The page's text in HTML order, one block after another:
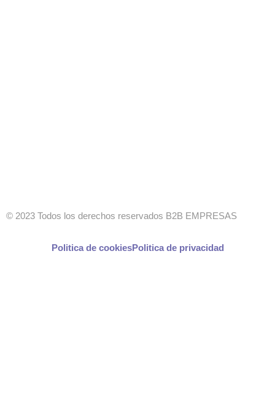
© 2023 Todos los derechos reservados B2B EMPRESAS
Politica de cookiesPolitica de privacidad